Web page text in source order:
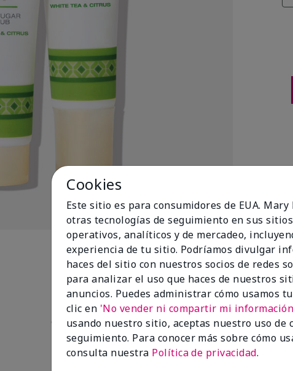
Product Flags
Is New Product: false
El juegoWhite Tea & Citrus Satin Lips ®lleva tus
cualquier momento. Formulado con manteca de
labios resecos y agrietados en dos pasos
Cookies
Este sitio es para consumidores de EUA.
otras tecnologías de seguimiento en sus
operativos, analíticos y de mercadeo,
experiencia de tu sitio. Podríamos divulgar
haces del sitio con nuestros socios de redes
para analizar el uso que haces de nuestros
anuncios. Puedes administrar cómo usamos
clic en 'No vender ni compartir mi
usando nuestro sitio, aceptas nuestro uso de
seguimiento. Para conocer más sobre cómo
consulta nuestra Política de privacidad.